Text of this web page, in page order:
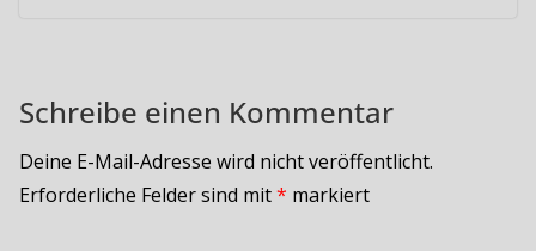
Schreibe einen Kommentar
Deine E-Mail-Adresse wird nicht veröffentlicht.
Erforderliche Felder sind mit* markiert